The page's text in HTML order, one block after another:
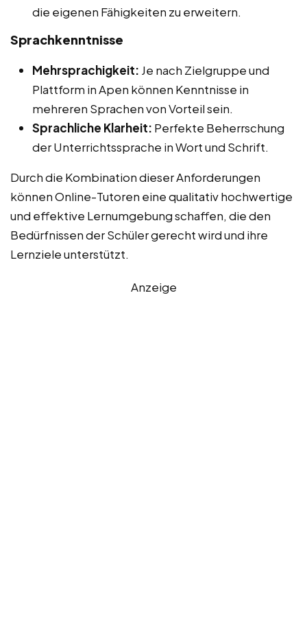
die eigenen Fähigkeiten zu erweitern.
Sprachkenntnisse
Mehrsprachigkeit: Je nach Zielgruppe und
Plattform in Apen können Kenntnisse in
mehreren Sprachen von Vorteil sein.
Sprachliche Klarheit: Perfekte Beherrschung
der Unterrichtssprache in Wort und Schrift.
Durch die Kombination dieser Anforderungen
können Online-Tutoren eine qualitativ hochwertige
und effektive Lernumgebung schaffen, die den
Bedürfnissen der Schüler gerecht wird und ihre
Lernziele unterstützt.
Anzeige